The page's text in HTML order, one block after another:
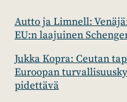
Autto ja Limnell:
EU:n laajuinen
Jukka Kopra: Ceutan
Euroopan
pidettävä